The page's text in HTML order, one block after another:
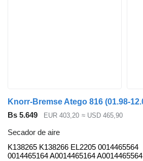
Bs 5.649 EUR 403,20 ≈ USD 465,90
Secador de aire
K138265 K138266 EL2205 0014465564
0014465164 A0014465164 A0014465564